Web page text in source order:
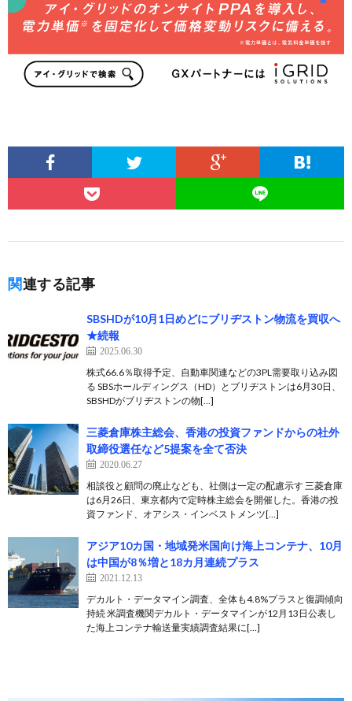
関連する記事
SBSHDが10月1日めどにブリヂストン物流を買収へ
★続報
2025.06.30
株式66.6％取得予定、自動車関連などの3PL需要取り込み図
る SBSホールディングス（HD）とブリヂストンは6月30日、
SBSHDがブリヂストンの物[…]
三菱倉庫株主総会、香港の投資ファンドからの社外
取締役選任など5提案を全て否決
2020.06.27
相談役と顧問の廃止なども、社側は一定の配慮示す 三菱倉庫
は6月26日、東京都内で定時株主総会を開催した。香港の投
資ファンド、オアシス・インベストメンツ[…]
アジア10カ国・地域発米国向け海上コンテナ、10月
は中国が8％増と18カ月連続プラス
2021.12.13
デカルト・データマイン調査、全体も4.8%プラスと復調傾向
持続 米調査機関デカルト・データマインが12月13日公表し
た海上コンテナ輸送量実績調査結果に[…]